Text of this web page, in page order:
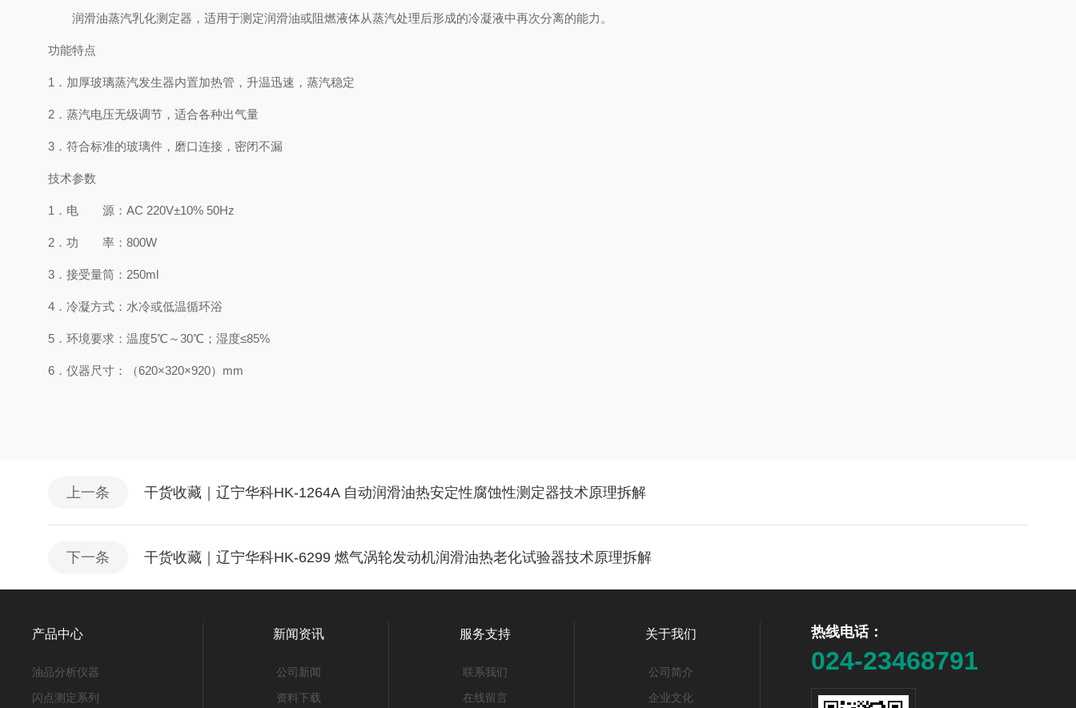
润滑油蒸汽乳化测定器，适用于测定润滑油或阻燃液体从蒸汽处理后形成的冷凝液中再次分离的能力。
功能特点
1．加厚玻璃蒸汽发生器内置加热管，升温迅速，蒸汽稳定
2．蒸汽电压无级调节，适合各种出气量
3．符合标准的玻璃件，磨口连接，密闭不漏
技术参数
1．电 源：AC 220V±10% 50Hz
2．功 率：800W
3．接受量筒：250ml
4．冷凝方式：水冷或低温循环浴
5．环境要求：温度5℃～30℃；湿度≤85%
6．仪器尺寸：（620×320×920）mm
上一条 干货收藏｜辽宁华科HK-1264A 自动润滑油热安定性腐蚀性测定器技术原理拆解
下一条 干货收藏｜辽宁华科HK-6299 燃气涡轮发动机润滑油热老化试验器技术原理拆解
热线电话：
024-23468791
产品中心
油品分析仪器
闪点测定系列
新闻资讯
公司新闻
资料下载
服务支持
联系我们
在线留言
关于我们
公司简介
企业文化